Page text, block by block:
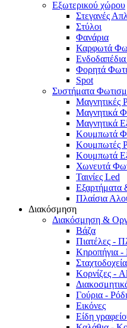
Εξωτερικού χώρου
Στεγανές
Στύλοι
Φανάρια
Καρφωτά
Φορητά
Spot
Συστήματα
Μαγνητικές
Μαγνητικά
Μαγνητικά
Κουμπωτά
Κουμπωτές
Κουμπωτά
Χωνευτά
Ταινίες Led
Εξαρτήματα
Πλαίσια
Διακόσμηση
Διακόσμηση &
Βάζα
Πιατέλες -
Κηροπήγια -
Σταχτοδοχεία
Κορνίζες -
Γούρια -
Εικόνες
Είδη